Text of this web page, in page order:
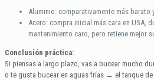
Aluminio: comparativamente más barato
Acero: compra inicial más cara en USA,
mantenimiento caro, pero retiene mejor
Conclusión práctica:
Si piensas a largo plazo, vas a bucear mucho
o te gusta bucear en aguas frías → el tanque